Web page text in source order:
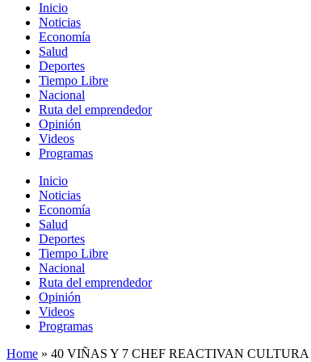
Inicio
Noticias
Economía
Salud
Deportes
Tiempo Libre
Nacional
Ruta del emprendedor
Opinión
Videos
Programas
Inicio
Noticias
Economía
Salud
Deportes
Tiempo Libre
Nacional
Ruta del emprendedor
Opinión
Videos
Programas
Home » 40 VIÑAS Y 7 CHEF REACTIVAN